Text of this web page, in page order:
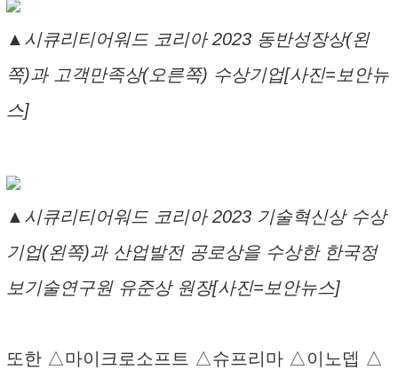
▲시큐리티어워드 코리아 2023 동반성장상(왼
쪽)과 고객만족상(오른쪽) 수상기업[사진=보안뉴
스]
▲시큐리티어워드 코리아 2023 기술혁신상 수상
기업(왼쪽)과 산업발전 공로상을 수상한 한국정
보기술연구원 유준상 원장[사진=보안뉴스]
또한 △마이크로소프트 △슈프리마 △이노뎁 △